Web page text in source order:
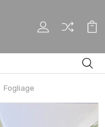
Fogliage